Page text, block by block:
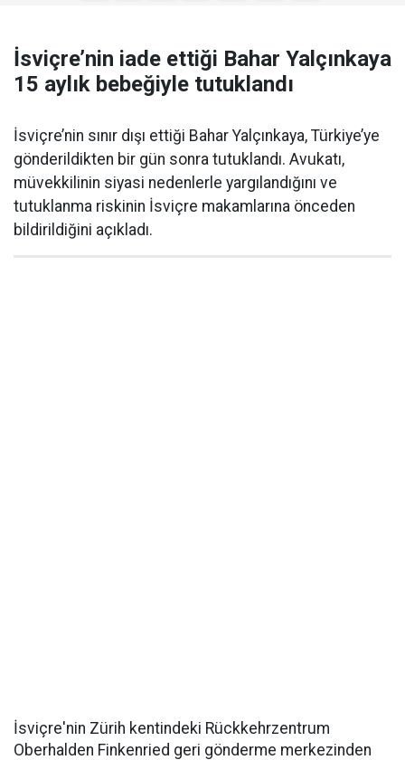
İsviçre’nin iade ettiği Bahar Yalçınkaya
15 aylık bebeğiyle tutuklandı
İsviçre’nin sınır dışı ettiği Bahar Yalçınkaya, Türkiye’ye
gönderildikten bir gün sonra tutuklandı. Avukatı,
müvekkilinin siyasi nedenlerle yargılandığını ve
tutuklanma riskinin İsviçre makamlarına önceden
bildirildiğini açıkladı.
İsviçre'nin Zürih kentindeki Rückkehrzentrum
Oberhalden Finkenried geri gönderme merkezinden